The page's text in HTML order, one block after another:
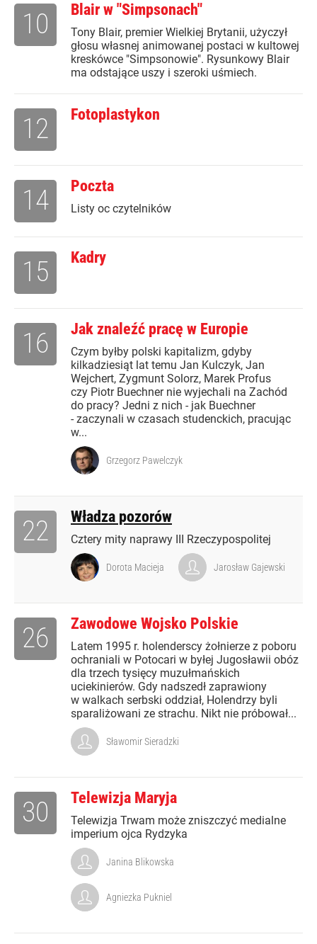
Blair w "Simpsonach"
Tony Blair, premier Wielkiej Brytanii, użyczył
głosu własnej animowanej postaci w kultowej
kreskówce "Simpsonowie". Rysunkowy Blair
ma odstające uszy i szeroki uśmiech.
10
Fotoplastykon
12
Poczta
Listy oc czytelników
14
Kadry
15
Jak znaleźć pracę w Europie
Czym byłby polski kapitalizm, gdyby
kilkadziesiąt lat temu Jan Kulczyk, Jan
Wejchert, Zygmunt Solorz, Marek Profus
czy Piotr Buechner nie wyjechali na Zachód
do pracy? Jedni z nich - jak Buechner
- zaczynali w czasach studenckich, pracując
w...
16
Grzegorz Pawelczyk
Władza pozorów
Cztery mity naprawy III Rzeczypospolitej
22
Dorota Macieja Jarosław Gajewski
Zawodowe Wojsko Polskie
Latem 1995 r. holenderscy żołnierze z poboru
ochraniali w Potocari w byłej Jugosławii obóz
dla trzech tysięcy muzułmańskich
uciekinierów. Gdy nadszedł zaprawiony
w walkach serbski oddział, Holendrzy byli
sparaliżowani ze strachu. Nikt nie próbował...
26
Sławomir Sieradzki
Telewizja Maryja
Telewizja Trwam może zniszczyć medialne
imperium ojca Rydzyka
30
Janina Blikowska
Agniezka Pukniel